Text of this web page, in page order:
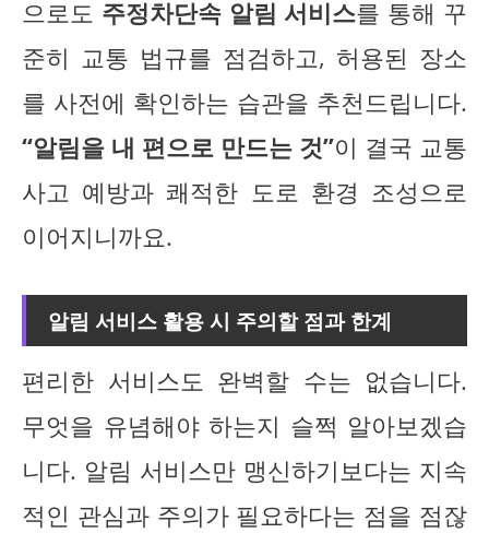
으로도 주정차단속 알림 서비스를 통해 꾸
준히 교통 법규를 점검하고, 허용된 장소
를 사전에 확인하는 습관을 추천드립니다.
“알림을 내 편으로 만드는 것”이 결국 교통
사고 예방과 쾌적한 도로 환경 조성으로
이어지니까요.
알림 서비스 활용 시 주의할 점과 한계
편리한 서비스도 완벽할 수는 없습니다.
무엇을 유념해야 하는지 슬쩍 알아보겠습
니다. 알림 서비스만 맹신하기보다는 지속
적인 관심과 주의가 필요하다는 점을 점잖